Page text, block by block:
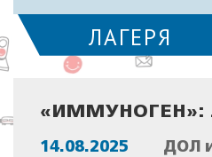
ЛАГЕРЯ
«ИММУНОГЕН»:
14.08.2025 ДОЛ